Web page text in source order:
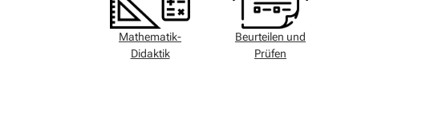
Mathematik-
Didaktik
Beurteilen und
Prüfen